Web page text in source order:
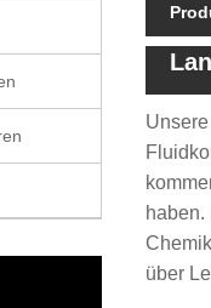
über